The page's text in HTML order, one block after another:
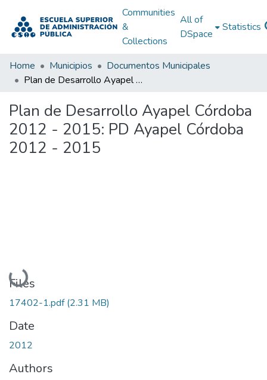
Communities
&
Collections
All of
DSpace
Statistics
Home Municipios
Documentos Municipales
Plan de Desarrollo Ayapel Córdoba 2012 - 2015: PD Ayapel Córdoba 2012 - 2015
Plan de Desarrollo Ayapel Córdoba
2012 - 2015: PD Ayapel Córdoba
2012 - 2015
Loading...
Files
17402-1.pdf(2.31 MB)
Date
2012
Authors